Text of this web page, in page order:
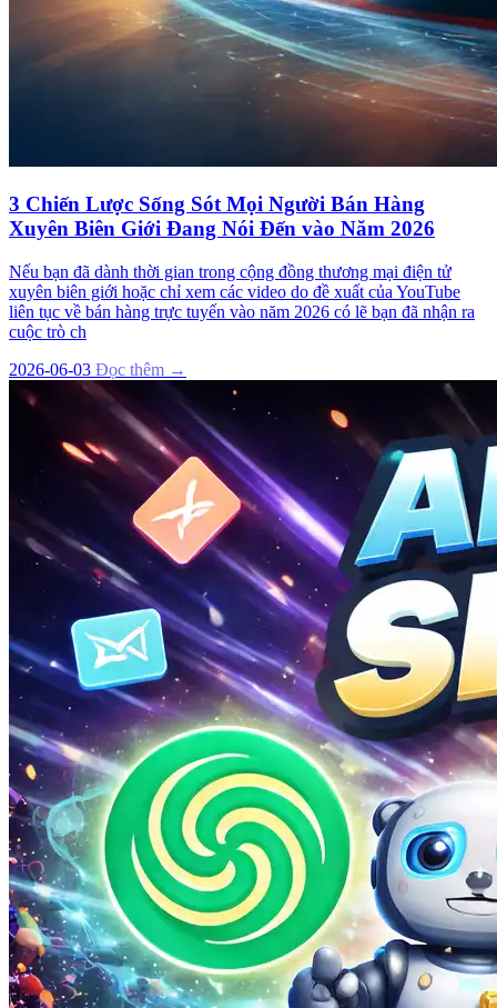
3 Chiến Lược Sống Sót Mọi Người Bán Hàng
Xuyên Biên Giới Đang Nói Đến vào Năm 2026
Nếu bạn đã dành thời gian trong cộng đồng thương mại điện tử
xuyên biên giới hoặc chỉ xem các video do đề xuất của YouTube
liên tục về bán hàng trực tuyến vào năm 2026 có lẽ bạn đã nhận ra
cuộc trò ch
2026-06-03 Đọc thêm →